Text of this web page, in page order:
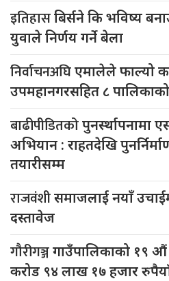
इतिहासबिर्सने कि भविष्य
युवाले निर्णय गर्ने बेला
निर्वाचनअघिएमालेले फाल्यो
उपमहानगरसहित ८ पालिकाको
बाढीपीडितकोपुनर्स्थापनामा
अभियान : राहतदेखि
तयारीसम्म
राजवंशीसमाजलाई नयाँ
दस्तावेज
गौरीगञ्जगाउँपालिकाको १९ औं
करोड ९४ लाख १७ हजार